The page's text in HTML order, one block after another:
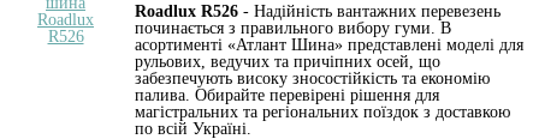
Roadlux R526 - Надійність вантажних перевезень
починається з правильного вибору гуми. В
асортименті «Атлант Шина» представлені моделі для
рульових, ведучих та причіпних осей, що
забезпечують високу зносостійкість та економію
палива. Обирайте перевірені рішення для
магістральних та регіональних поїздок з доставкою
по всій Україні.